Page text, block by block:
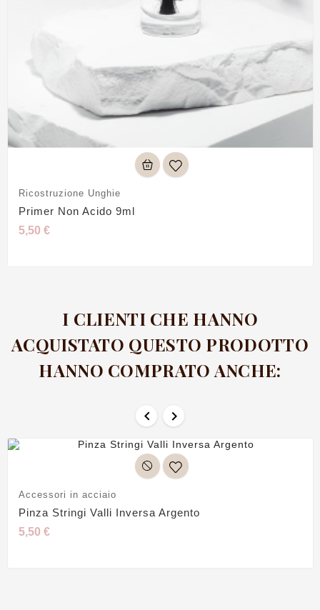
Ricostruzione Unghie
Primer Non Acido 9ml
5,50 €
I CLIENTI CHE HANNO
ACQUISTATO QUESTO PRODOTTO
HANNO COMPRATO ANCHE:
 
Accessori in acciaio
Pinza Stringi Valli Inversa Argento
5,50 €